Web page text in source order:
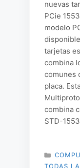
nuevas
PCie
modelo
tarjetas
combina
comunes
placa.
combina
STD-
TODAS